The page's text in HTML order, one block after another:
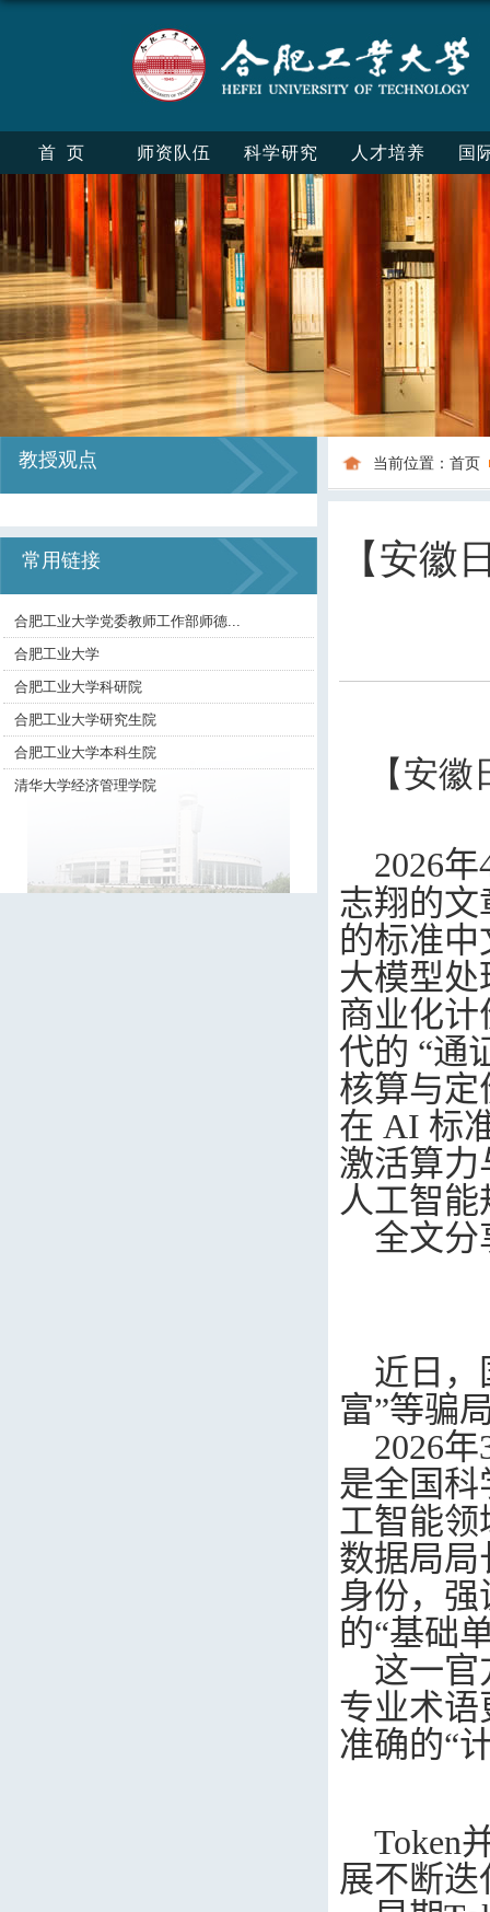
首页 师资队伍 科学研究 人才培养 国
教授观点
常用链接
合肥工业大学党委教师工作部师德...
合肥工业大学
合肥工业大学科研院
合肥工业大学研究生院
合肥工业大学本科生院
清华大学经济管理学院
当前位置： 首页
【安徽
【安
2026年
志翔的文
的标准中
大模型
商业化
代的 “通
核算与
在 AI 标
激活算
人工智
全文分
近日，
富”等骗
2026年
是全国科
工智能领
数据局局
身份，强
的“基础
这一官
专业术
准确的“
Token
展不断